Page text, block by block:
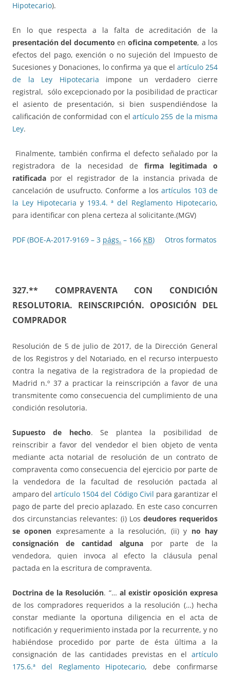
Hipotecario).
En lo que respecta a la falta de acreditación de la
presentación del documento enoficina competente, a los
efectos del pago, exención o no sujeción del Impuesto de
Sucesiones y Donaciones, lo confirma ya que el artículo 254
de la Ley Hipotecaria impone un verdadero cierre
registral, sólo excepcionado por la posibilidad de practicar
el asiento de presentación, si bien suspendiéndose la
calificación de conformidad con elartículo 255 de la misma
Ley.
Finalmente, también confirma el defecto señalado por la
registradora de la necesidad de firma legitimada o
ratificada por el registrador de la instancia privada de
cancelación de usufructo. Conforme a losartículos 103 de
la Ley Hipotecaria y 193.4. ª del Reglamento Hipotecario,
para identificar con plena certeza al solicitante.(MGV)
PDF (BOE-A-2017-9169 – 3 págs. – 166 KB) Otros formatos
327.** COMPRAVENTA CON CONDICIÓN
RESOLUTORIA. REINSCRIPCIÓN. OPOSICIÓN DEL
COMPRADOR
Resolución de 5 de julio de 2017, de la Dirección General
de los Registros y del Notariado, en el recurso interpuesto
contra la negativa de la registradora de la propiedad de
Madrid n.º 37 a practicar la reinscripción a favor de una
transmitente como consecuencia del cumplimiento de una
condición resolutoria.
Supuesto de hecho. Se plantea la posibilidad de
reinscribir a favor del vendedor el bien objeto de venta
mediante acta notarial de resolución de un contrato de
compraventa como consecuencia del ejercicio por parte de
la vendedora de la facultad de resolución pactada al
amparo delartículo 1504 del Código Civil para garantizar el
pago de parte del precio aplazado. En este caso concurren
dos circunstancias relevantes: (i) Los deudores requeridos
se oponen expresamente a la resolución, (ii) y no hay
consignación de cantidad alguna por parte de la
vendedora, quien invoca al efecto la cláusula penal
pactada en la escritura de compraventa.
Doctrina de la Resolución. “… al existir oposición expresa
de los compradores requeridos a la resolución (…) hecha
constar mediante la oportuna diligencia en el acta de
notificación y requerimiento instada por la recurrente, y no
habiéndose procedido por parte de ésta última a la
consignación de las cantidades previstas en el artículo
175.6.ª del Reglamento Hipotecario, debe confirmarse